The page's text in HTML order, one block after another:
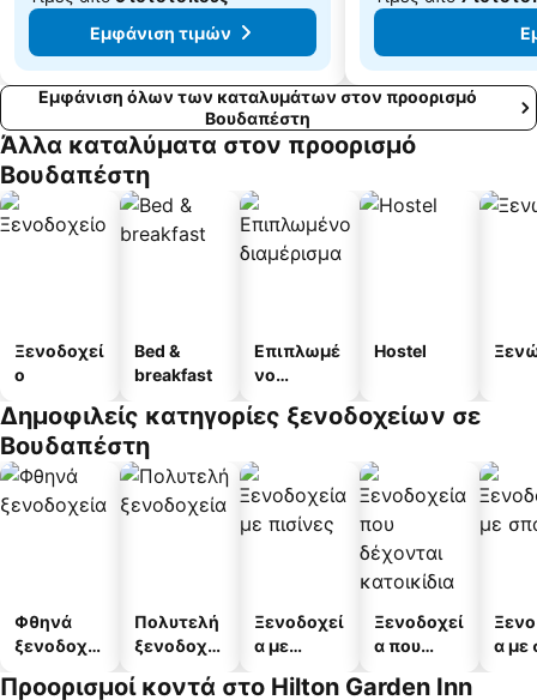
Εμφάνιση τιμών
Εμφάνιση όλων των καταλυμάτων στον προορισμό
Βουδαπέστη
Άλλα καταλύματα στον προορισμό
Βουδαπέστη
Ξενοδοχεί
ο
Bed &
breakfast
Επιπλωμέ
νο
α
Hostel
Δημοφιλείς κατηγορίες ξενοδοχείων σε
Βουδαπέστη
Φθηνά
ξενοδοχεί
Πολυτελή
ξενοδοχεί
Ξενοδοχεί
α με
Ξενοδοχεί
α που
κατοικίδι
α με
Προορισμοί κοντά στο Hilton Garden Inn